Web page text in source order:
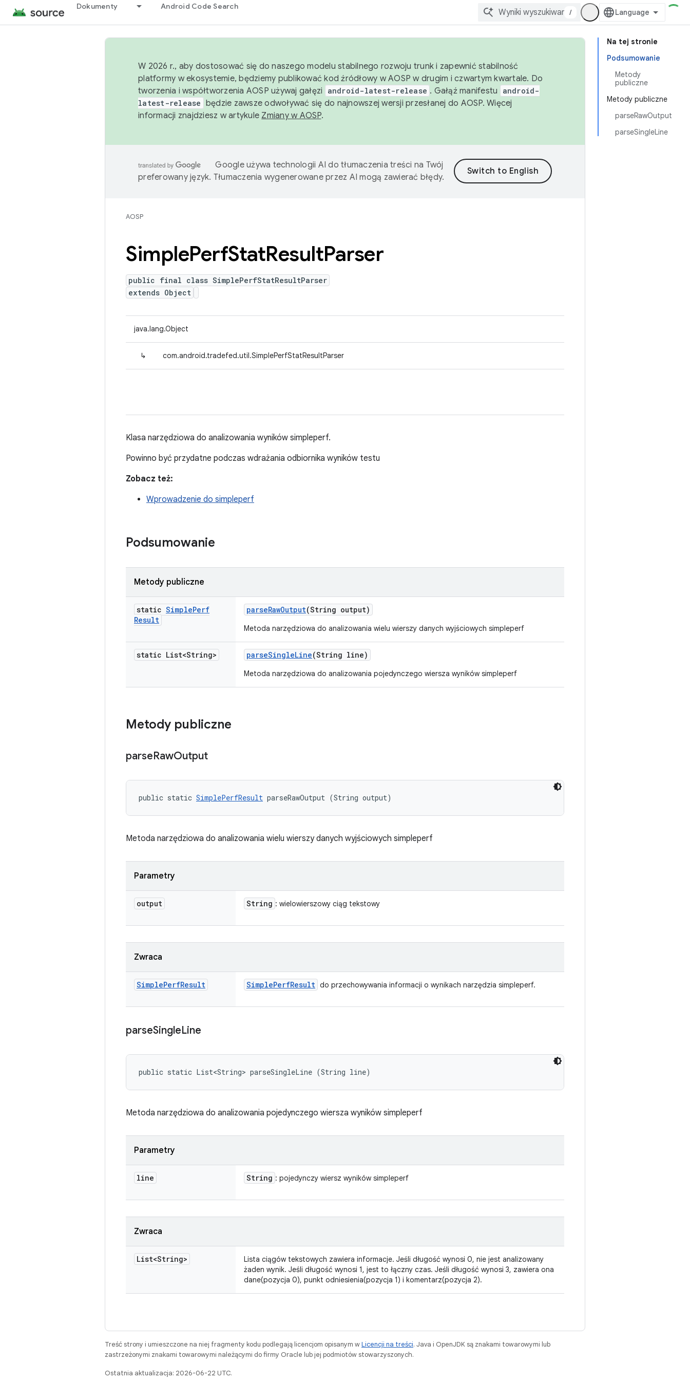
Dokumenty Android Code Search
/
Na tej stronie
Podsumowanie
Metody
publiczne
Metody publiczne
parseRawOutput
parseSingleLine
W 2026 r., aby dostosować się do naszego modelu stabilnego rozwoju trunk i zapewnić stabilność
platformy w ekosystemie, będziemy publikować kod źródłowy w AOSP w drugim i czwartym kwartale. Do
tworzenia i współtworzenia AOSP używaj gałęzi
android-latest-release . Gałąź manifestu
android-
latest-release będzie zawsze odwoływać się do najnowszej wersji przesłanej do AOSP. Więcej
informacji znajdziesz w artykule Zmiany w AOSP.
Google używa technologii AI do tłumaczenia treści na Twój
preferowany język. Tłumaczenia wygenerowane przez AI mogą zawierać błędy.
AOSP
SimplePerfStatResultParser
public final class SimplePerfStatResultParser
extends Object
java.lang.Object
↳ com.android.tradefed.util.SimplePerfStatResultParser
Klasa narzędziowa do analizowania wyników simpleperf.
Powinno być przydatne podczas wdrażania odbiornika wyników testu
Zobacz też:
Wprowadzenie do simpleperf
Podsumowanie
Metody publiczne
static SimplePerf
Result
parseRawOutput(String output)
Metoda narzędziowa do analizowania wielu wierszy danych wyjściowych simpleperf
static List<String> parseSingleLine(String line)
Metoda narzędziowa do analizowania pojedynczego wiersza wyników simpleperf
Metody publiczne
parseRawOutput
public static SimplePerfResult parseRawOutput (String output)
Metoda narzędziowa do analizowania wielu wierszy danych wyjściowych simpleperf
Parametry
output String : wielowierszowy ciąg tekstowy
Zwraca
SimplePerfResult SimplePerfResult do przechowywania informacji o wynikach narzędzia simpleperf.
parseSingleLine
public static List<String> parseSingleLine (String line)
Metoda narzędziowa do analizowania pojedynczego wiersza wyników simpleperf
Parametry
line String : pojedynczy wiersz wyników simpleperf
Zwraca
List<String>
Lista ciągów tekstowych zawiera informacje. Jeśli długość wynosi 0, nie jest analizowany
żaden wynik. Jeśli długość wynosi 1, jest to łączny czas. Jeśli długość wynosi 3, zawiera ona
dane(pozycja 0), punkt odniesienia(pozycja 1) i komentarz(pozycja 2).
Treść strony i umieszczone na niej fragmenty kodu podlegają licencjom opisanym wLicencji na treści. Java i OpenJDK są znakami towarowymi lub
zastrzeżonymi znakami towarowymi należącymi do firmy Oracle lub jej podmiotów stowarzyszonych.
Ostatnia aktualizacja: 2026-06-22 UTC.